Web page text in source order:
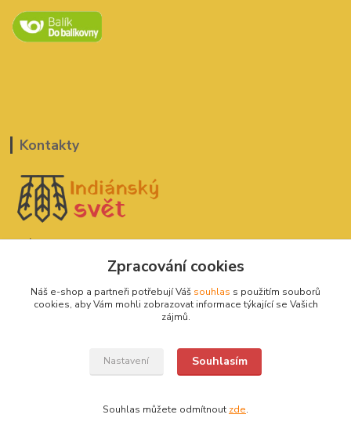
Kontakty
Indiánský svět
777 775 182
Zpracování cookies
Náš e-shop a partneři potřebují Váš souhlas s použitím souborů
cookies, aby Vám mohli zobrazovat informace týkající se Vašich
zájmů.
Nastavení Souhlasím
Souhlas můžete odmítnout zde.